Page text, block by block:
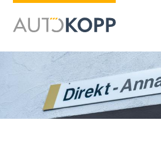
Hauptnavigation